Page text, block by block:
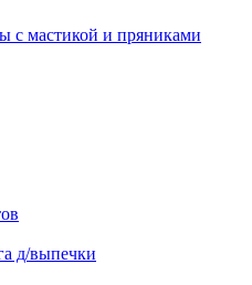
с мастикой и пряниками
д/выпечки